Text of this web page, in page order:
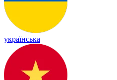
українська